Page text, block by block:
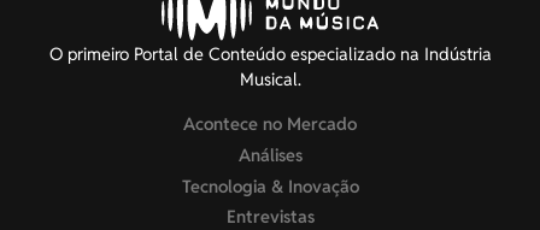
O primeiro Portal de Conteúdo especializado na Indústria
Musical.
Acontece no Mercado
Análises
Tecnologia & Inovação
Entrevistas